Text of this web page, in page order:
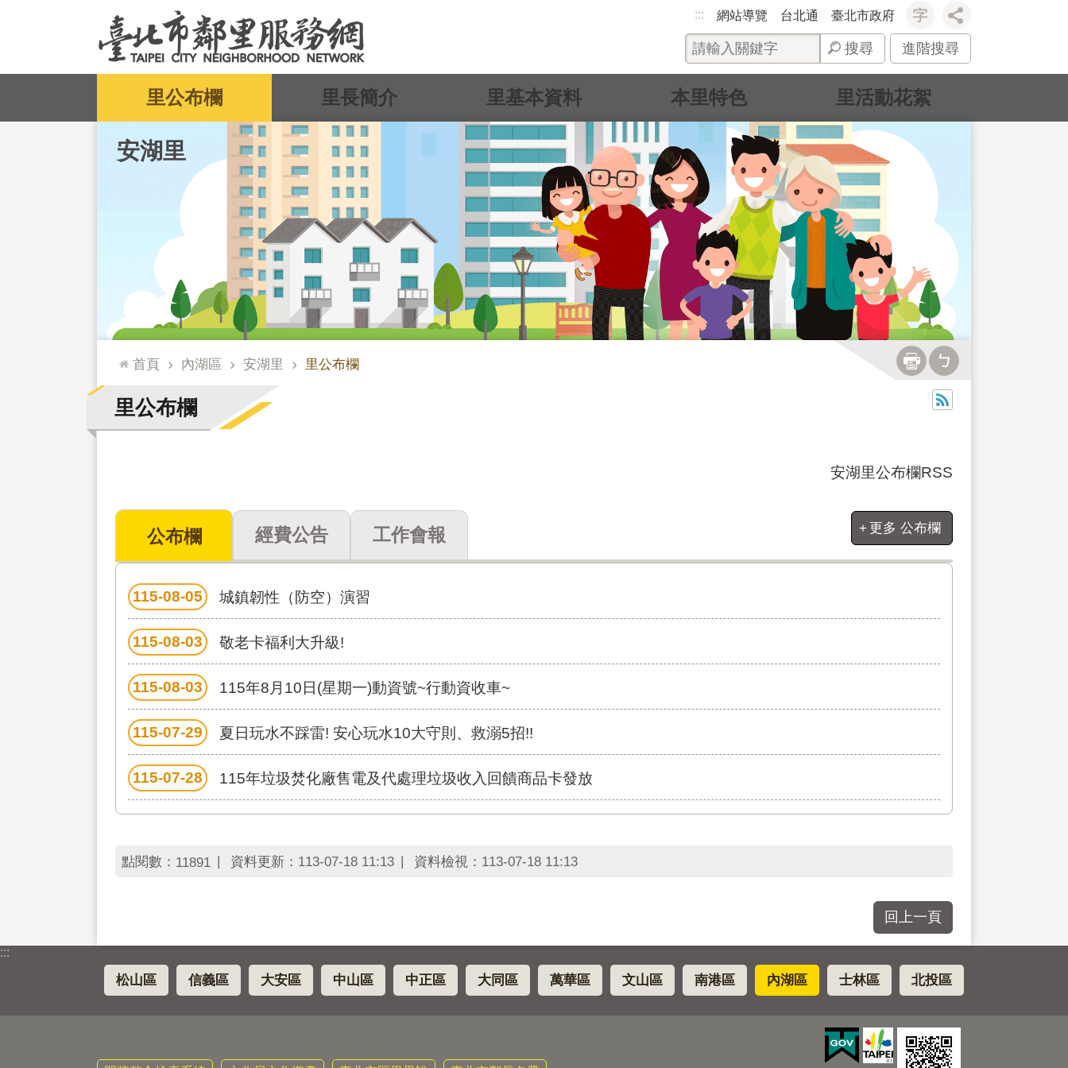
::: 網站導覽 台北通 臺北市政府
搜尋 進階搜尋
安湖里
里公布欄 里長簡介 里基本資料 本里特色 里活動花絮
::: 首頁 內湖區 安湖里 里公布欄
里公布欄
安湖里公布欄RSS
公布欄 經費公告 工作會報
115-08-05 城鎮韌性（防空）演習
115-08-03 敬老卡福利大升級!
115-08-03 115年8月10日(星期一)動資號~行動資收車~
115-07-29 夏日玩水不踩雷! 安心玩水10大守則、救溺5招!!
115-07-28 115年垃圾焚化廠售電及代處理垃圾收入回饋商品卡發放
更多 公布欄
點閱數： 11891 資料更新： 113-07-18 11:13 資料檢視： 113-07-18 11:13
回上一頁
:::
松山區 信義區 大安區 中山區 中正區 大同區 萬華區 文山區 南港區 內湖區 士林區 北投區